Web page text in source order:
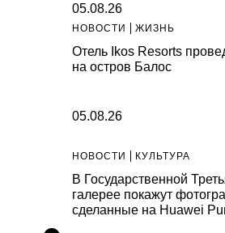
05.08.26
НОВОСТИ ЖИЗНЬ
Отель Ikos Resorts
на остров Балос
05.08.26
НОВОСТИ КУЛЬТУРА
В Государственной
галерее покажут
сделанные на Huawei